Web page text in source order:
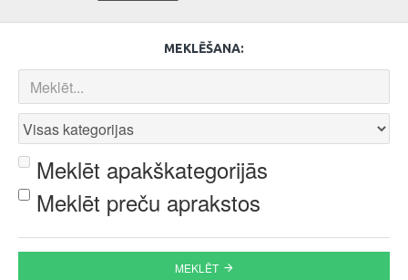
MEKLĒŠANA:
Meklēt apakškategorijās
Meklēt preču aprakstos
MEKLĒT